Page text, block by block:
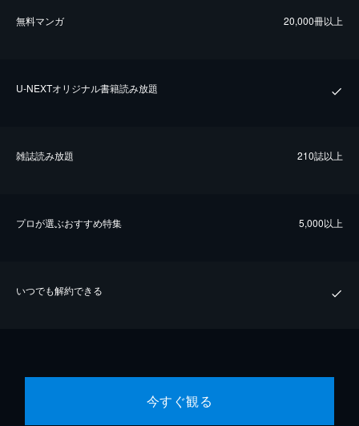
無料マンガ 20,000冊以上
U-NEXTオリジナル書籍読み放題
雑誌読み放題 210誌以上
プロが選ぶおすすめ特集 5,000以上
いつでも解約できる
今すぐ観る